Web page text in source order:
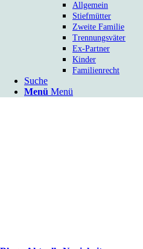
Allgemein
Stiefmütter
Zweite Familie
Trennungsväter
Ex-Partner
Kinder
Familienrecht
Suche
Menü Menü